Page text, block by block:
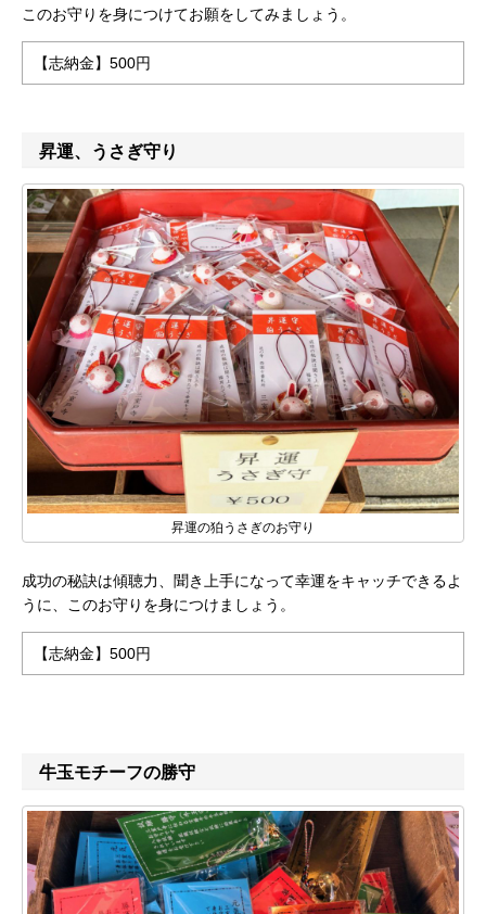
このお守りを身につけてお願をしてみましょう。
【志納金】500円
昇運、うさぎ守り
昇運の狛うさぎのお守り
成功の秘訣は傾聴力、聞き上手になって幸運をキャッチできるよ
うに、このお守りを身につけましょう。
【志納金】500円
牛玉モチーフの勝守